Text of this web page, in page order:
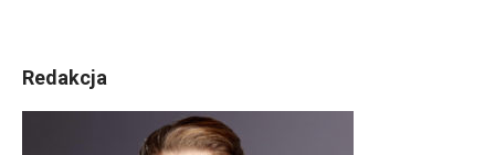
Redakcja